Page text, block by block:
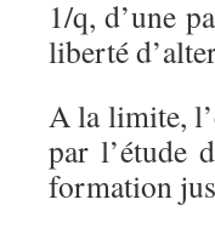
1/q, d’une
liberté
A la limite,
par l’étude
formation